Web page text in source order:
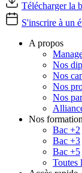
Télécharger la
S'inscrire à un
A propos
Nos
Nos
Nos
Nos
Nos
Bac +2
Bac +3
Bac +5
Toutes